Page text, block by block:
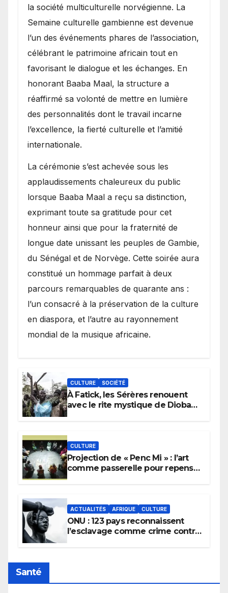
la société multiculturelle norvégienne. La
Semaine culturelle gambienne est devenue
l’un des événements phares de l’association,
célébrant le patrimoine africain tout en
favorisant le dialogue et les échanges. En
honorant Baaba Maal, la structure a
réaffirmé sa volonté de mettre en lumière
des personnalités dont le travail incarne
l’excellence, la fierté culturelle et l’amitié
internationale.
​La cérémonie s’est achevée sous les
applaudissements chaleureux du public
lorsque Baaba Maal a reçu sa distinction,
exprimant toute sa gratitude pour cet
honneur ainsi que pour la fraternité de
longue date unissant les peuples de Gambie,
du Sénégal et de Norvège. Cette soirée aura
constitué un hommage parfait à deux
parcours remarquables de quarante ans :
l’un consacré à la préservation de la culture
en diaspora, et l’autre au rayonnement
mondial de la musique africaine.
CULTURE SOCIÉTÉ
À Fatick, les Sérères renouent
avec le rite mystique de Diobaye
CULTURE
Projection de « Penc Mi » : l’art
comme passerelle pour repenser
ACTUALITÉS AFRIQUE CULTURE
ONU : 123 pays reconnaissent
l’esclavage comme crime contre
Santé